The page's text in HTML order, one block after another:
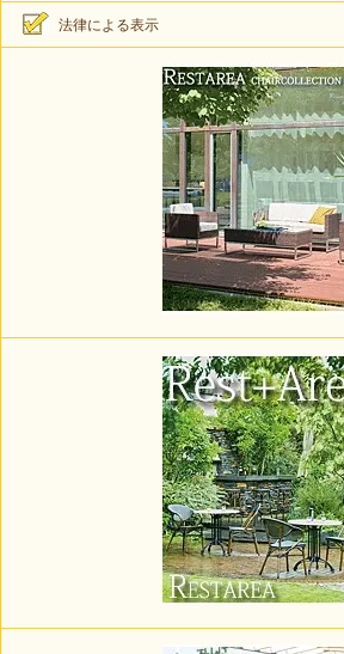
法律による表示